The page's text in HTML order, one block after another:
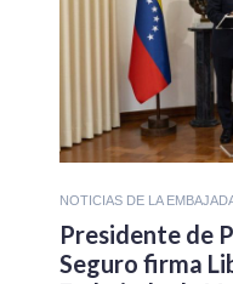
NOTICIAS DE LA
Presidente de
Seguro firma